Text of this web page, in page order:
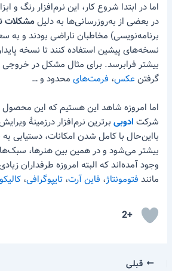
اما در ابتدا شروع کار، این نرم‌افزار رنگ و
در بعضی از به‌روزرسانی‌ها به دلیلمشکلات
برنامه‌نویسی) مخاطبان ناراضی بودند و به
نسخه‌های پیشین استفاده کنند تا نسخه
بیشتر فرابرسد. برای مثال مشکل در خروجی
گرفتن عکس، فرمت‌های محدود و …
اما امروزه شاهد این هستیم که این محصول
شرکت ادوبی برترین نرم‌افزار درزمینهٔ
بااین‌حال با کامل شدن امکانات، دستیابی
بیشتر می‌شود و در همین بین هنرها،
وجود آمده‌اند که البته امروزه طرفداران
مانند فتومونتاژ، فاین آرت،تایپوگرافی،
+2
قبلی